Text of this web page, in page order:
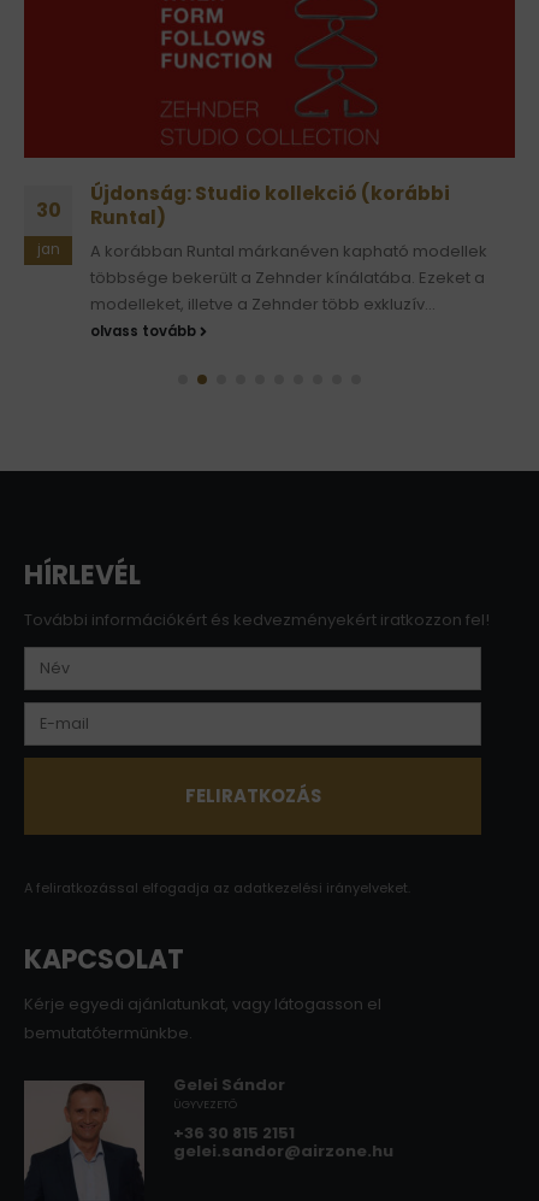
30
jan
Újdonság: Studio kollekció (korábbi
Runtal)
A korábban Runtal márkanéven kapható modellek
többsége bekerült a Zehnder kínálatába. Ezeket a
modelleket, illetve a Zehnder több exkluzív...
olvass tovább
HÍRLEVÉL
További információkért és kedvezményekért iratkozzon fel!
A feliratkozással elfogadja az adatkezelési irányelveket.
KAPCSOLAT
Kérje egyedi ajánlatunkat, vagy látogasson el
bemutatótermünkbe.
Gelei Sándor
ÜGYVEZETŐ
+36 30 815 2151
gelei.sandor@airzone.hu